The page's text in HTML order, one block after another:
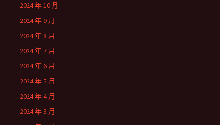
2024 年 10 月
2024 年 9 月
2024 年 8 月
2024 年 7 月
2024 年 6 月
2024 年 5 月
2024 年 4 月
2024 年 3 月